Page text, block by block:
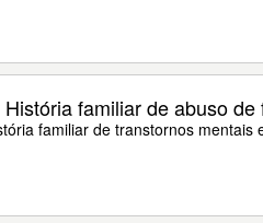
familiar de abuso de
familiar de transtornos mentais